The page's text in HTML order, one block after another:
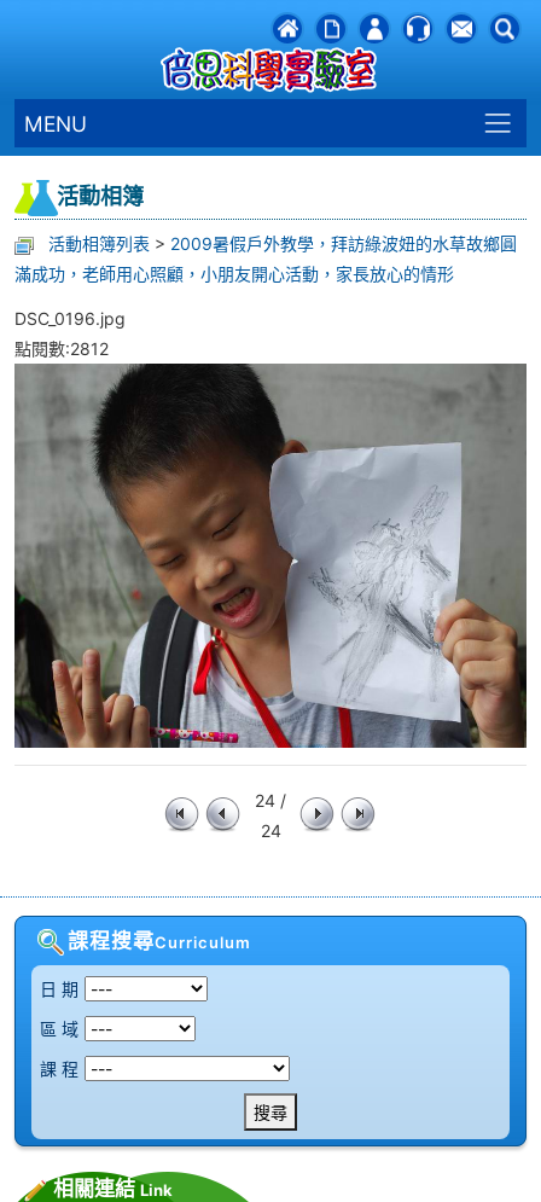
MENU
活動相簿
活動相簿列表 > 2009暑假戶外教學，拜訪綠波妞的水草故鄉圓
滿成功，老師用心照顧，小朋友開心活動，家長放心的情形
DSC_0196.jpg
點閱數:2812
24 /
24
課程搜尋Curriculum
日 期
區 域
課 程
搜尋
相關連結Link